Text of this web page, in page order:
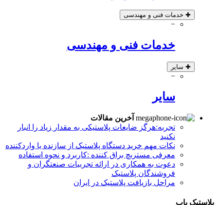
✚ خدمات فنی و مهندسی
−
خدمات فنی و مهندسی
✚ سایر
−
سایر
آخرین مقالات
تجربه:هرگز ضایعات پلاستیکی به مقدار زیاد را انبار
نکنید
نکات مهم خرید دستگاه پلاستیک از سازنده یا واردکننده
معرفی مستربچ براق کننده :کاربرد و نحوه استفاده
دعوت به همکاری در ارائه تجربیات صنعتگران و
فروشندگان پلاستیک
مراحل بازیافت پلاستیک در ایران
پلاستیک یاب